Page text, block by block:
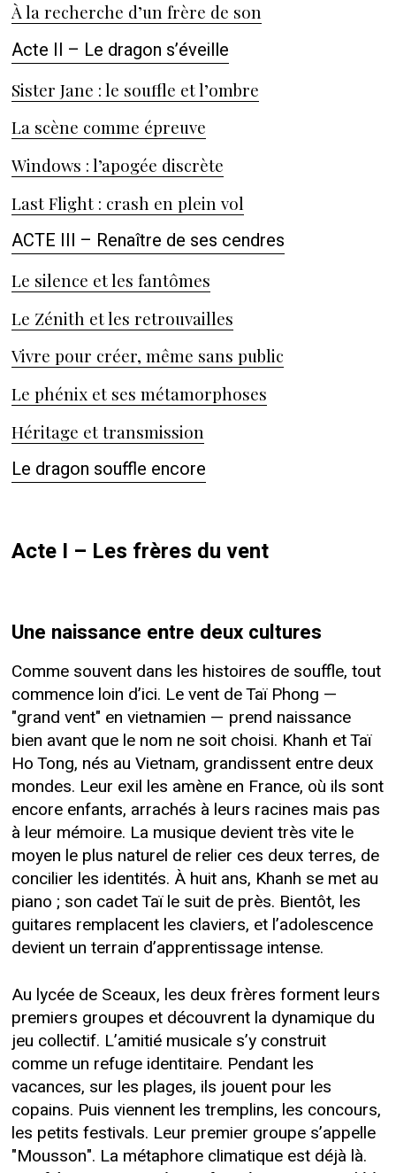
À la recherche d’un frère de son
Acte II – Le dragon s’éveille
Sister Jane : le souffle et l’ombre
La scène comme épreuve
Windows : l’apogée discrète
Last Flight : crash en plein vol
ACTE III – Renaître de ses cendres
Le silence et les fantômes
Le Zénith et les retrouvailles
Vivre pour créer, même sans public
Le phénix et ses métamorphoses
Héritage et transmission
Le dragon souffle encore
Acte I – Les frères du vent
Une naissance entre deux cultures
Comme souvent dans les histoires de souffle, tout
commence loin d’ici. Le vent de Taï Phong —
"grand vent" en vietnamien — prend naissance
bien avant que le nom ne soit choisi. Khanh et Taï
Ho Tong, nés au Vietnam, grandissent entre deux
mondes. Leur exil les amène en France, où ils sont
encore enfants, arrachés à leurs racines mais pas
à leur mémoire. La musique devient très vite le
moyen le plus naturel de relier ces deux terres, de
concilier les identités. À huit ans, Khanh se met au
piano ; son cadet Taï le suit de près. Bientôt, les
guitares remplacent les claviers, et l’adolescence
devient un terrain d’apprentissage intense.
Au lycée de Sceaux, les deux frères forment leurs
premiers groupes et découvrent la dynamique du
jeu collectif. L’amitié musicale s’y construit
comme un refuge identitaire. Pendant les
vacances, sur les plages, ils jouent pour les
copains. Puis viennent les tremplins, les concours,
les petits festivals. Leur premier groupe s’appelle
"Mousson". La métaphore climatique est déjà là.